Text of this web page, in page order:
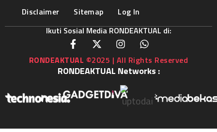
Disclaimer
Sitemap
Log In
Ikuti Sosial Media RONDEAKTUAL di:
RONDEAKTUAL ©2025 | All Rights Reserved
RONDEAKTUAL Networks :